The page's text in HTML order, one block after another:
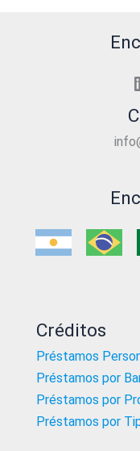
Créditos
Préstamos
Préstamos por
Préstamos por
Préstamos por